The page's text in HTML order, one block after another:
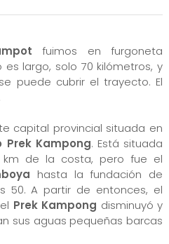
fuimos en furgoneta
largo, solo 70 kilómetros, y
puede cubrir el trayecto. El
capital provincial situada en
Prek Kampong. Está situada
de la costa, pero fue el
hasta la fundación de
50. A partir de entonces, el
Prek Kampong disminuyó y
sus aguas pequeñas barcas